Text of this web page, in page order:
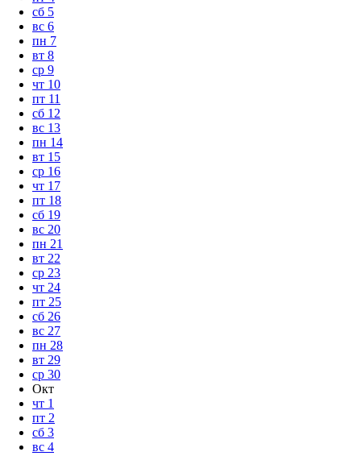
сб 5
вс 6
пн 7
вт 8
ср 9
чт 10
пт 11
сб 12
вс 13
пн 14
вт 15
ср 16
чт 17
пт 18
сб 19
вс 20
пн 21
вт 22
ср 23
чт 24
пт 25
сб 26
вс 27
пн 28
вт 29
ср 30
Окт
чт 1
пт 2
сб 3
вс 4